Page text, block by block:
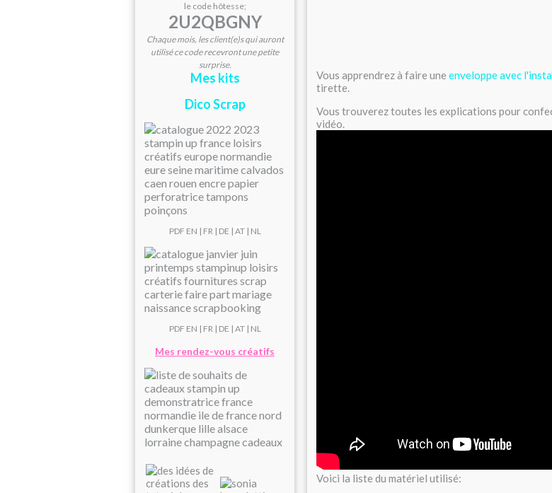
le code hôtesse;
2U2QBGNY
Chaque mois, les client(e)s qui auront
utilisé ce code recevront une petite
surprise.
Mes kits
Dico Scrap
PDF EN | FR| DE | AT| NL
PDF EN | FR| DE | AT| NL
Mes rendez-vous créatifs
Vous apprendrez à faire une enveloppe avec
tirette.
Vous trouverez toutes les explications pour
vidéo.
Voici la liste du matériel utilisé: